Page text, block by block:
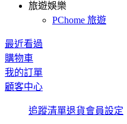
旅遊娛樂
PChome 旅遊
最近看過
購物車
我的訂單
顧客中心
追蹤清單退貨會員設定